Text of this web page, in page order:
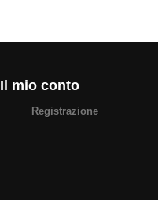
Il mio conto
Registrazione